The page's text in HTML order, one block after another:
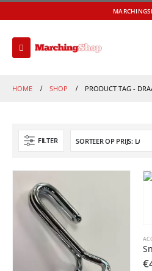
HOME SHOP PRODUCT TAG -
FILTER
€